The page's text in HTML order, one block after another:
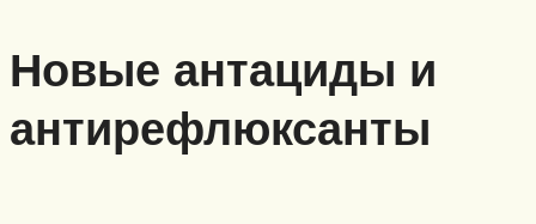
Новые антациды и
антирефлюксанты